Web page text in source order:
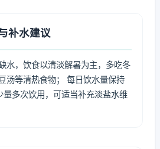
补水建议
水，饮食以清淡解暑为主，多吃冬
汤等清热食物； 每日饮水量保持
多次饮用，可适当补充淡盐水维